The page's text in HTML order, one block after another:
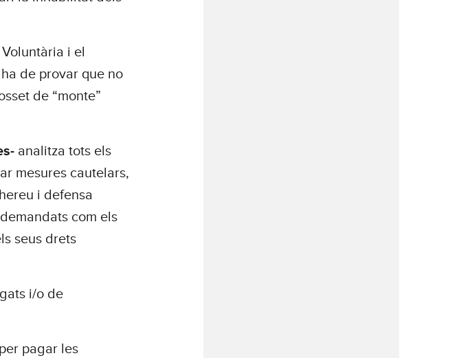
i el
de provar que no
de “monte”
analitza tots els
mesures cautelars,
i defensa
com els
seus drets
i/o de
pagar les